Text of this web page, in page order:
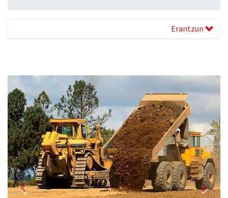
Erantzun
Previous Next